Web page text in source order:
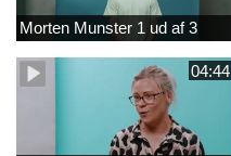
Morten Munster 1 ud af 3
04:44